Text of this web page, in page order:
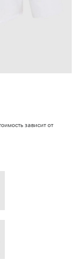
зависит от